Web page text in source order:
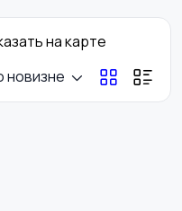
Добыча сырья,
на карте
новизне